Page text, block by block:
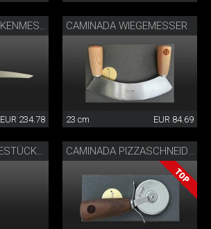
EUR 234.78
CAMINADA WIEGEMESSER
23 cm EUR 84.69
MESSERBLOCK BESTÜCKT CAMINADA CAMINADA PIZZASCHNEIDER